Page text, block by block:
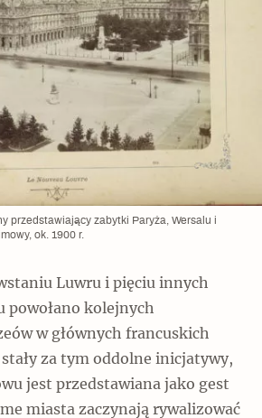
przedstawiający zabytki Paryża, Wersalu i
ok. 1900 r.
Luwru i pięciu innych
powołano kolejnych
w głównych francuskich
za tym oddolne inicjatywy,
jest przedstawiana jako gest
miasta zaczynają rywalizować